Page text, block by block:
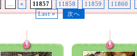
... « 11857 11858 11859 11860
Last »
次へ